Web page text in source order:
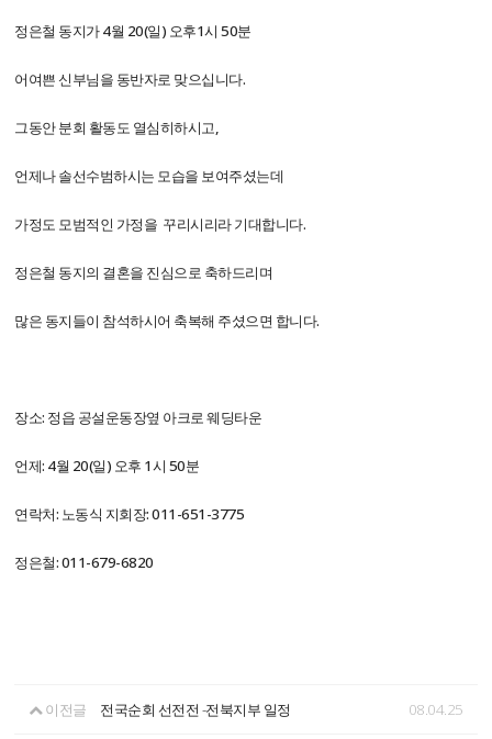
정은철 동지가 4월 20(일) 오후1시 50분
어여쁜 신부님을 동반자로 맞으십니다.
그동안 분회 활동도 열심히하시고,
언제나 솔선수범하시는 모습을 보여주셨는데
가정도 모범적인 가정을 꾸리시리라 기대합니다.
정은철 동지의 결혼을 진심으로 축하드리며
많은 동지들이 참석하시어 축복해 주셨으면 합니다.
장소: 정읍 공설운동장옆 아크로 웨딩타운
언제: 4월 20(일) 오후 1시 50분
연락처: 노동식 지회장: 011-651-3775
정은철: 011-679-6820
이전글 전국순회 선전전 -전북지부 일정 08.04.25